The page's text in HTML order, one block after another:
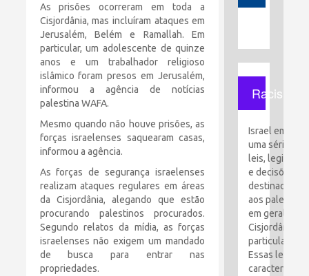
As prisões ocorreram em toda a
Cisjordânia, mas incluíram ataques em
Jerusalém, Belém e Ramallah. Em
particular, um adolescente de quinze
anos e um trabalhador religioso
islâmico foram presos em Jerusalém,
informou a agência de notícias
palestina WAFA.
Mesmo quando não houve prisões, as
forças israelenses saquearam casas,
informou a agência.
As forças de segurança israelenses
realizam ataques regulares em áreas
da Cisjordânia, alegando que estão
procurando palestinos procurados.
Segundo relatos da mídia, as forças
israelenses não exigem um mandado
de busca para entrar nas
propriedades.
Racismo
Israel emitiu
uma série de
leis,
e decisões
destinadas
aos
em geral e à
Cisjordânia
particular.
Essas leis são